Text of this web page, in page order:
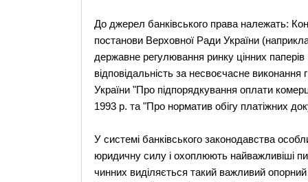
До джерел банківського права належать:
постанови Верховної Ради України
державне регулювання ринку цінних
відповідальність за несвоєчасне
України "Про підпорядкування оплати
1993 р. та "Про норматив обігу платіжних
У системі банківського законодавства
юридичну силу і охоплюють найважливіші
чинних виділяється такий важливий